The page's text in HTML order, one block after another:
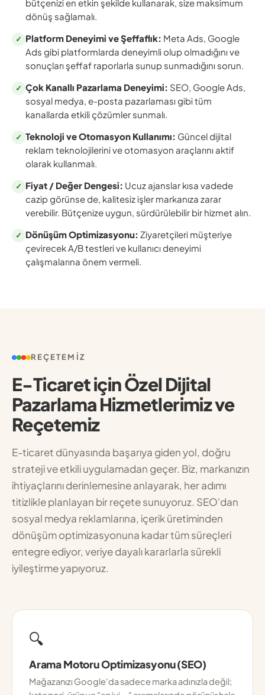
bütçenizi en etkin şekilde kullanarak, size maksimum
dönüş sağlamalı.
✓ Platform Deneyimi ve Şeffaflık: Meta Ads, Google
Ads gibi platformlarda deneyimli olup olmadığını ve
sonuçları şeffaf raporlarla sunup sunmadığını sorun.
✓ Çok Kanallı Pazarlama Deneyimi: SEO, Google Ads,
sosyal medya, e-posta pazarlaması gibi tüm
kanallarda etkili çözümler sunmalı.
✓ Teknoloji ve Otomasyon Kullanımı: Güncel dijital
reklam teknolojilerini ve otomasyon araçlarını aktif
olarak kullanmalı.
✓ Fiyat / Değer Dengesi: Ucuz ajanslar kısa vadede
cazip görünse de, kalitesiz işler markanıza zarar
verebilir. Bütçenize uygun, sürdürülebilir bir hizmet alın.
✓ Dönüşüm Optimizasyonu: Ziyaretçileri müşteriye
çevirecek A/B testleri ve kullanıcı deneyimi
çalışmalarına önem vermeli.
REÇETEMIZ
E-Ticaret için Özel Dijital
Pazarlama Hizmetlerimiz ve
Reçetemiz
E-ticaret dünyasında başarıya giden yol, doğru
strateji ve etkili uygulamadan geçer. Biz, markanızın
ihtiyaçlarını derinlemesine anlayarak, her adımı
titizlikle planlayan bir reçete sunuyoruz. SEO'dan
sosyal medya reklamlarına, içerik üretiminden
dönüşüm optimizasyonuna kadar tüm süreçleri
entegre ediyor, veriye dayalı kararlarla sürekli
iyileştirme yapıyoruz.
🔍
Arama Motoru Optimizasyonu (SEO)
Mağazanızı Google'da sadece marka adınızla değil;